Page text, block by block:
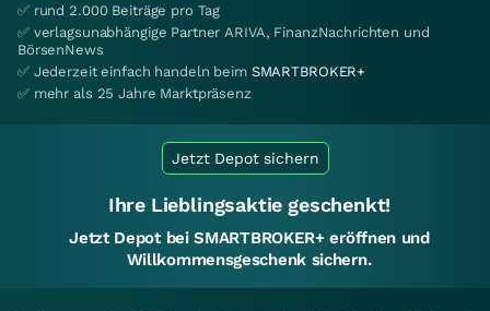
✅ rund 2.000 Beiträge pro Tag
✅ verlagsunabhängige Partner ARIVA, FinanzNachrichten und
BörsenNews
✅ Jederzeit einfach handeln beim SMARTBROKER+
✅ mehr als 25 Jahre Marktpräsenz
Jetzt Depot sichern
Ihre Lieblingsaktie geschenkt!
Jetzt Depot bei SMARTBROKER+ eröffnen und
Willkommensgeschenk sichern.